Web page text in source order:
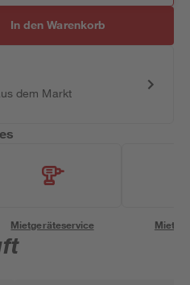
In den Warenkorb
dem Markt
Mietgeräteservice